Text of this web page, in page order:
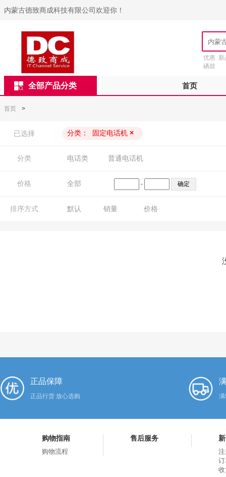
内蒙古德致商成科技有限公司欢迎你！
优惠 新
硒鼓
全部产品分类 首页
首页 >
已选择 分类： 固定电话机 ×
分类 电话类 普通电话机
价格 全部 -
排序方式 默认 销量 价格
正品保障
正品行货 放心选购
购物指南
购物流程
售后服务